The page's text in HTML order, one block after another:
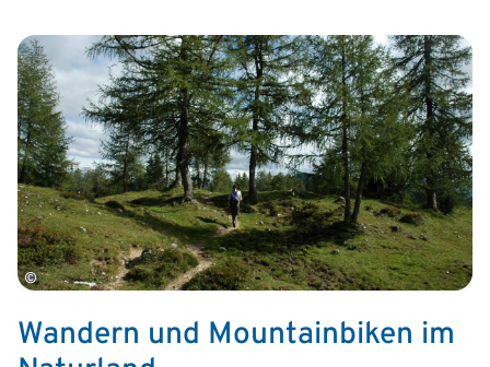
©
Wandern und Mountainbiken im